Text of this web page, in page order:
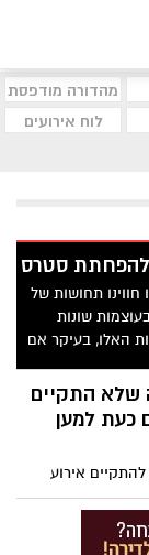
מהדורה מודפסת
לוח אירועים
להפחתת סטרס
חווינו תחושות של
שונות
האלו, בעיקר אם
שלא התקיים
כעת למען
להתקיים אירוע
עזה אותו
קוץ ז"ל ובה
עם מסרים של